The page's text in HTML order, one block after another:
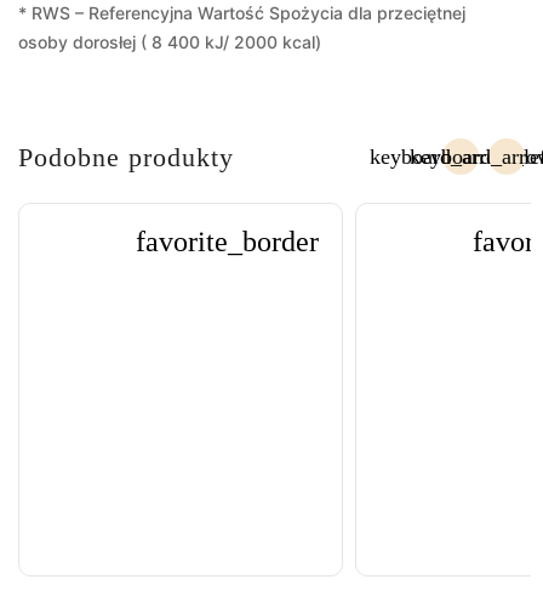
* RWS – Referencyjna Wartość Spożycia dla przeciętnej
osoby dorosłej ( 8 400 kJ/ 2000 kcal)
Podobne produkty Poprzedni
favorite_border